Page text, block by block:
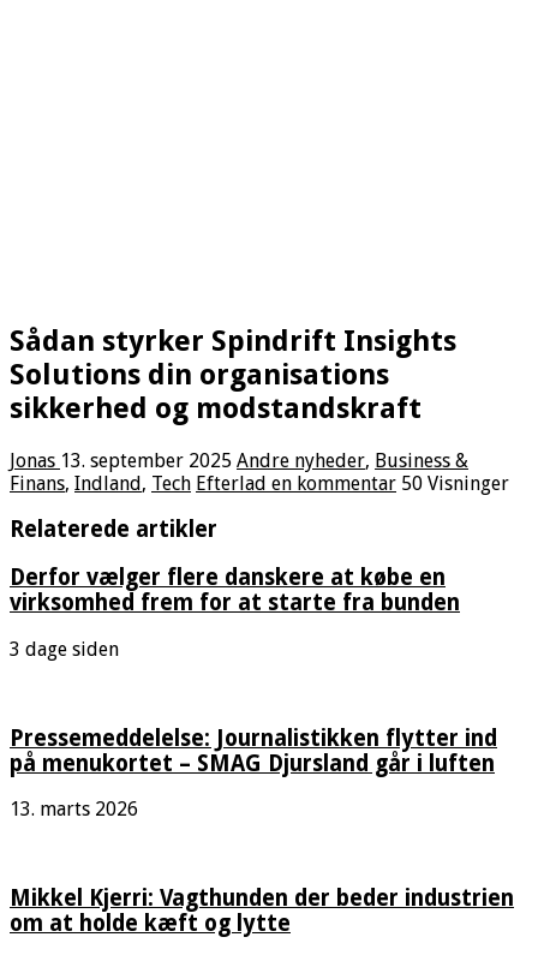
Sådan styrker Spindrift Insights
Solutions din organisations
sikkerhed og modstandskraft
Jonas 13. september 2025 Andre nyheder, Business &
Finans, Indland, Tech Efterlad en kommentar 50 Visninger
Relaterede artikler
Derfor vælger flere danskere at købe en
virksomhed frem for at starte fra bunden
3 dage siden
Pressemeddelelse: Journalistikken flytter ind
på menukortet – SMAG Djursland går i luften
13. marts 2026
Mikkel Kjerri: Vagthunden der beder industrien
om at holde kæft og lytte